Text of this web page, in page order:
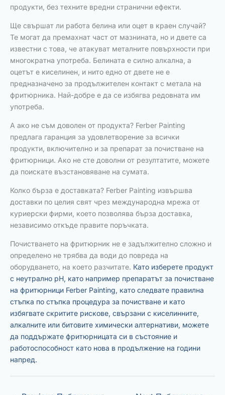
продукти, без техните вредни странични ефекти.
Ще свършат ли работа белина или оцет в краен случай?
Те могат да премахнат част от мазнината, но и двете са
известни с това, че атакуват металните повърхности при
многократна употреба. Белината е силно алкална, а
оцетът е киселинен, и нито едно от двете не е
предназначено за продължителен контакт с метала на
фритюрника. Най-добре е да се избягва редовната им
употреба.
А ако не съм доволен от продукта? Ferber Painting
предлага гаранция за удовлетворение за всички
продукти, включително и за препарат за почистване на
фритюрници. Ако не сте доволни от резултатите, можете
да поискате възстановяване на сумата.
Колко бърза е доставката? Ferber Painting извършва
доставки по целия свят чрез международна мрежа от
куриерски фирми, което позволява бърза доставка,
независимо откъде правите поръчката.
Почистването на фритюрник не е задължително сложно и
определено не трябва да води до повреда на
оборудването, на което разчитате. Като изберете продукт
с неутрално pH, като например препаратът за почистване
на фритюрници Ferber Painting, като следвате правилна
стъпка по стъпка процедура за почистване и като
избягвате скритите рискове, свързани с киселинните,
алкалните или битовите химически алтернативи, можете
да поддържате фритюрницата си в състояние и
работоспособност като нова в продължение на години
напред.